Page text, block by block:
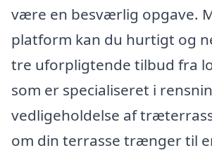
være en besværlig opgave.
platform kan du hurtigt og
tre uforpligtende tilbud fra
som er specialiseret i
vedligeholdelse af
om din terrasse trænger til